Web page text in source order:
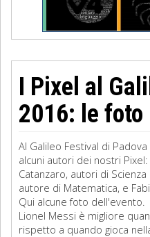
I Pixel al
2016: le foto
Al Galileo Festival di
alcuni autori dei nostri
Catanzaro, autori di
autore di Matematica, e
Qui alcune foto
Lionel Messi è migliore
rispetto a quando gioca